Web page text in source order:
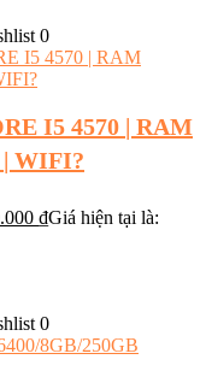
0
I5 4570 | RAM
| WIFI?
₫Giá hiện tại là:
0